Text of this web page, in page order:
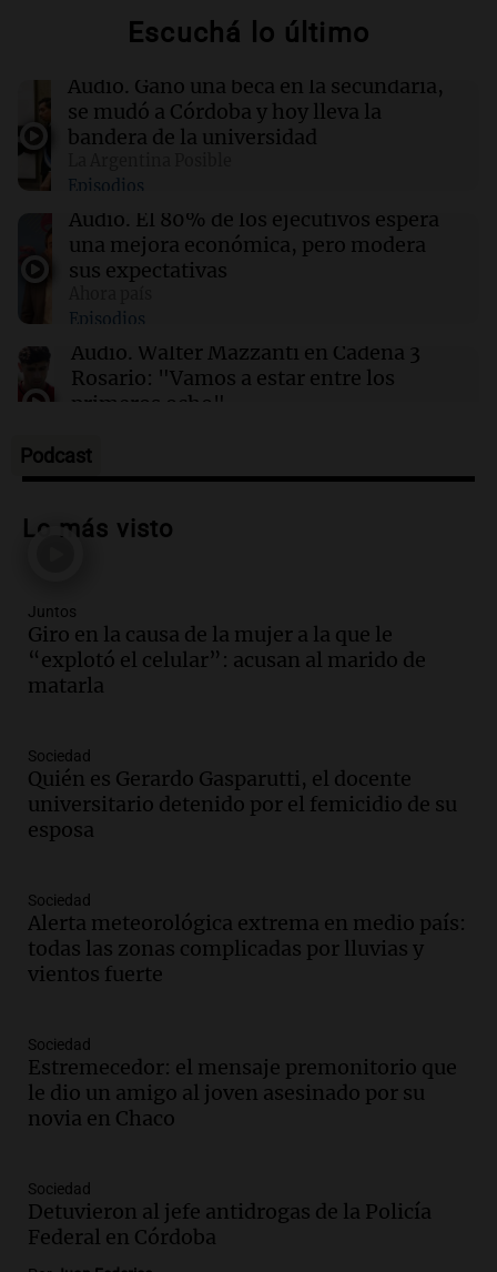
Trump y RWE U.S. Offshore firman acuerdo de
$1.200 millones para arrendamientos eólicos
marinos
14:17 Sociedad
Candela Arizaga declara sobre el caso de
Facundo Moyano en la Fiscalía de Buenos
Aires
14:17 Mundo
Kellogg adelanta la eliminación de colorantes
artificiales en sus cereales para fin de año
Escuchá lo último
Audio. Ganó una beca en la secundaria,
se mudó a Córdoba y hoy lleva la
bandera de la universidad
Episodios
Audio. El 80% de los ejecutivos espera
una mejora económica, pero modera
sus expectativas
Episodios
Audio. Walter Mazzanti en Cadena 3
Rosario: "Vamos a estar entre los
primeros ocho"
Episodios
Audio.Avanza el juicio a Oscar González
sobre el accidente
Audio.El viento complica el combate
del incendio forestal en Villa Yacanto
Ahora país
Audio.
la mujer quemada en la E-53: por qué
detuvieron a su esposo
Ahora país
candidato a gobernador de Mendoza
para 2027
Panorama Federal
Episodios
del paso internacional por intenso
temporal de nieve en la alta montaña
Panorama Federal
Episodios
Miguel de Tucumán solicitará informe
tras explosión mortal en edificio
Panorama Federal
Podcast
Lo más visto
Juntos
Giro en la causa de la mujer a la que le
“explotó el celular”: acusan al marido de
matarla
Sociedad
Quién es Gerardo Gasparutti, el docente
universitario detenido por el femicidio de su
esposa
Sociedad
Alerta meteorológica extrema en medio país:
todas las zonas complicadas por lluvias y
vientos fuerte
Sociedad
Estremecedor: el mensaje premonitorio que
le dio un amigo al joven asesinado por su
novia en Chaco
Sociedad
Detuvieron al jefe antidrogas de la Policía
Federal en Córdoba